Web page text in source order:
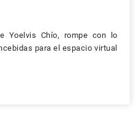
Yoelvis Chío, rompe con lo
para el espacio virtual